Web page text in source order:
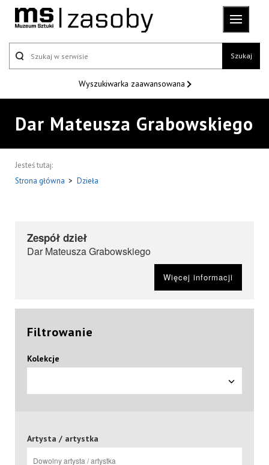
Szukaj
Wyszukiwarka zaawansowana
Dar Mateusza Grabowskiego
Jesteś tutaj:
Strona główna > Dzieła
Zespół dzieł
Dar Mateusza Grabowskiego
Więcej informacji
Filtrowanie
Kolekcje
Artysta / artystka